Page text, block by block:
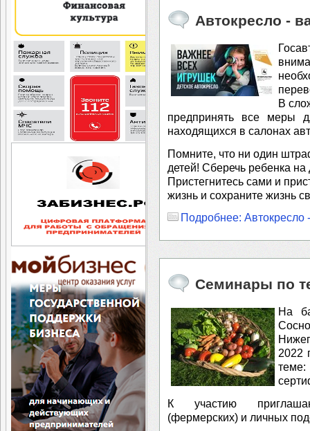
Автокресло -
В
предпринять все меры
находящихся в салонах
Помните, что ни один
детей! Сберечь ребенка на
Пристегнитесь сами и
жизнь и сохраните жизнь
Подробнее: Автокресло
Семинары по
На
2022
К участию
(фермерских) и личных